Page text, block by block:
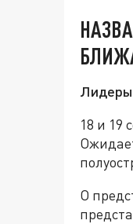
Лидеры
18 и 19
О